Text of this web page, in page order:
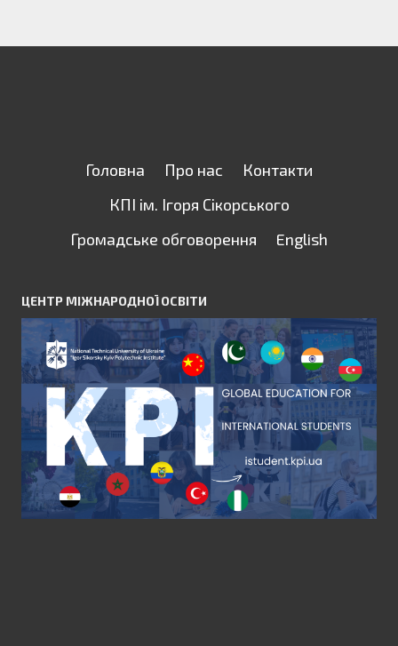
Головна Про нас
Контакти
КПІ ім. Ігоря Сікорського
Громадське обговорення
English
ЦЕНТР МІЖНАРОДНОЇ ОСВІТИ